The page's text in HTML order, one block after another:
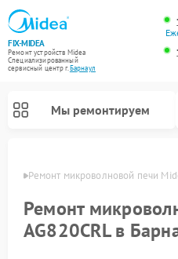
FIX-MIDEA
Ремонт устройств Midea
Специализированный
cервисный центр г.Барнаул
Мы ремонтируем
Ремонт микроволновой печи
Ремонт
AG820CRL в